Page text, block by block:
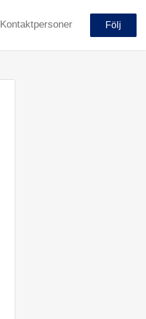
Kontaktpersoner Följ